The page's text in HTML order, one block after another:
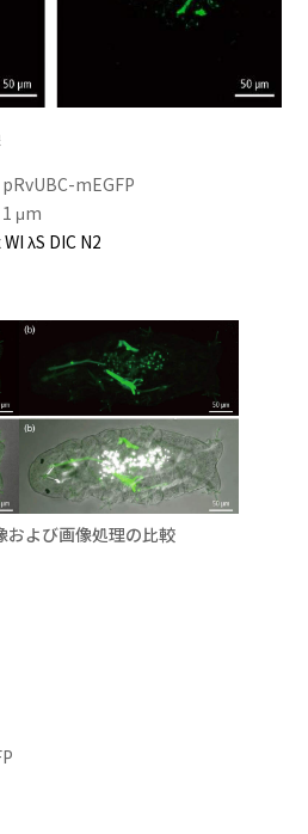
mEGFP
μm
λS DIC N2
および画像処理の比較